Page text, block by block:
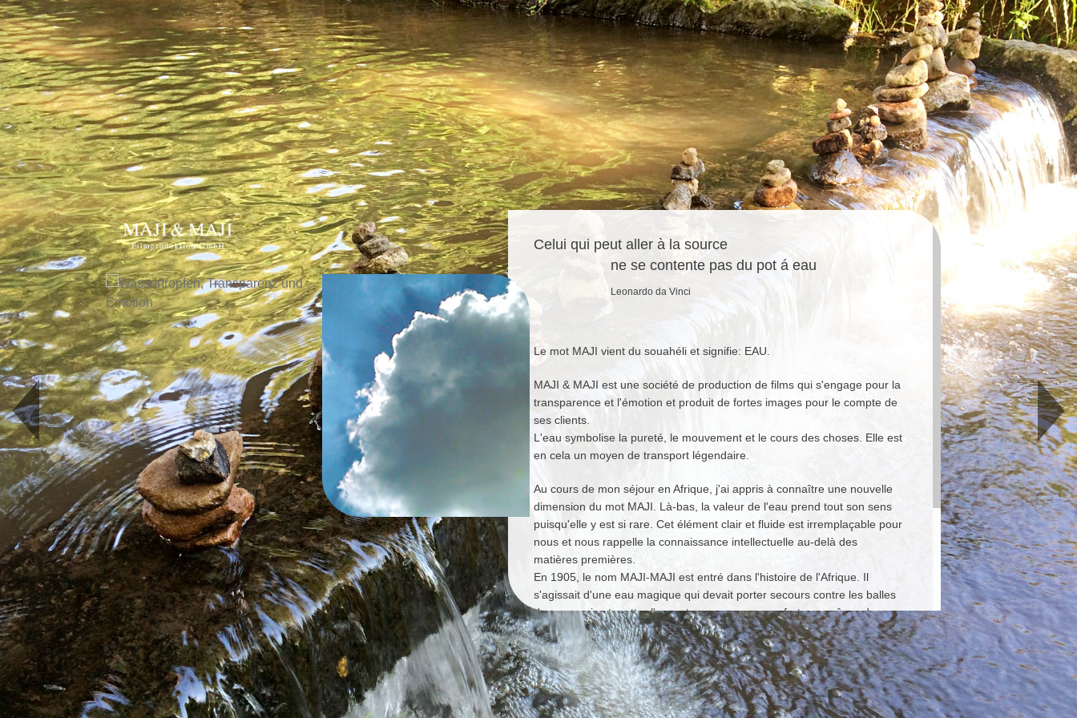
Celui qui peut aller à la source
ne se contente pas du pot á eau
Leonardo da Vinci
Le mot MAJI vient du souahéli et signifie: EAU.
MAJI & MAJI est une société de production de films qui s'engage pour la
transparence et l'émotion et produit de fortes images pour le compte de
ses clients.
L'eau symbolise la pureté, le mouvement et le cours des choses. Elle est
en cela un moyen de transport légendaire.
Au cours de mon séjour en Afrique, j'ai appris à connaître une nouvelle
dimension du mot MAJI. Là-bas, la valeur de l'eau prend tout son sens
puisqu'elle y est si rare. Cet élément clair et fluide est irremplaçable pour
nous et nous rappelle la connaissance intellectuelle au-delà des
matières premières.
En 1905, le nom MAJI-MAJI est entré dans l'histoire de l'Afrique. Il
s'agissait d'une eau magique qui devait porter secours contre les balles
des ennemis et mettre l'accent sur une croyance forte aux rêves de
liberté et d'égalité.
Le nom veut tout dire: MAJI & MAJI produit des images uniques du
monde qui font passer un message de façon claire et fluide, qui
émeuvent et peuvent aussi envoûter.